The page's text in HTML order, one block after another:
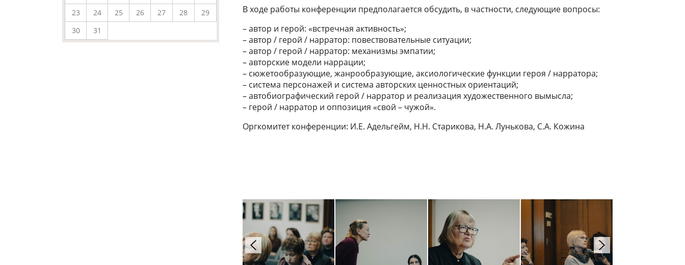
23
24 25 26 27 28
29
30
31
В ходе работы конференции предполагается обсудить, в частности, следующие вопросы:
– автор и герой: «встречная активность»;
– автор / герой / нарратор: повествовательные ситуации;
– автор / герой / нарратор: механизмы эмпатии;
– авторские модели наррации;
– сюжетообразующие, жанрообразующие, аксиологические функции героя / нарратора;
– система персонажей и система авторских ценностных ориентаций;
– автобиографический герой / нарратор и реализация художественного вымысла;
– герой / нарратор и оппозиция «свой – чужой».
Оргкомитет конференции: И.Е. Адельгейм, Н.Н. Старикова, Н.А. Лунькова, С.А. Кожина